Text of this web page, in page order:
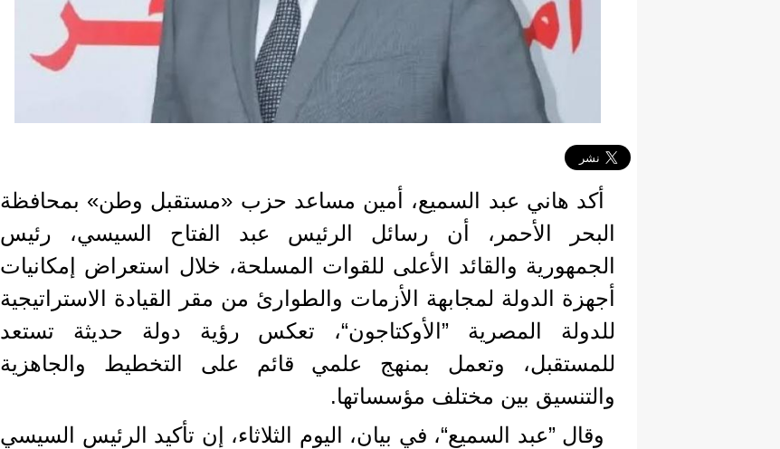
أكد هاني عبد السميع، أمين مساعد حزب «مستقبل وطن» بمحافظة
البحر الأحمر، أن رسائل الرئيس عبد الفتاح السيسي، رئيس
الجمهورية والقائد الأعلى للقوات المسلحة، خلال استعراض إمكانيات
أجهزة الدولة لمجابهة الأزمات والطوارئ من مقر القيادة الاستراتيجية
للدولة المصرية ”الأوكتاجون“، تعكس رؤية دولة حديثة تستعد
للمستقبل، وتعمل بمنهج علمي قائم على التخطيط والجاهزية
والتنسيق بين مختلف مؤسساتها.
وقال ”عبد السميع“، في بيان، اليوم الثلاثاء، إن تأكيد الرئيس السيسي